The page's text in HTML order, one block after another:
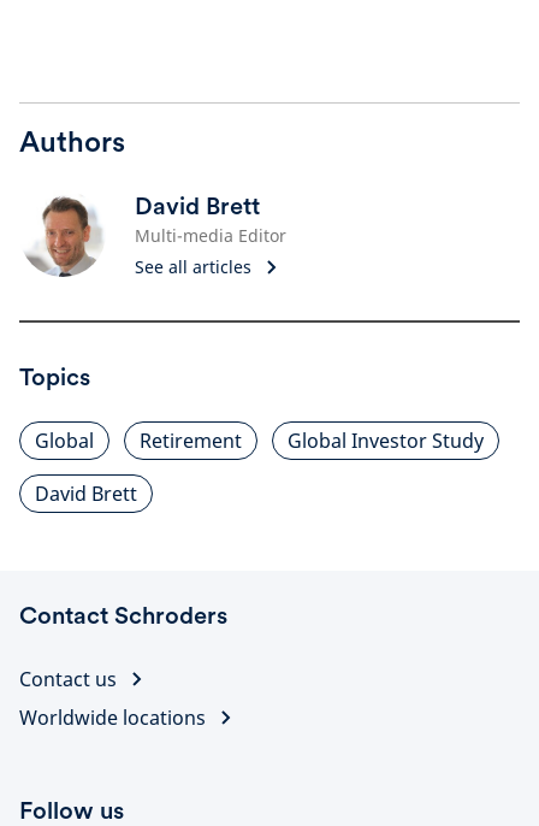
Authors
David Brett
Multi-media Editor
See all articles
Topics
Global Retirement
Global Investor Study
David Brett
Contact Schroders
Contact us
Worldwide locations
Follow us